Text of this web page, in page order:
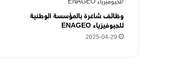
ن
ي
ه
ن
وظائف شاغرة بالمؤسسة الوطنية
للجيوفيزياء ENAGEO
2025-04-29